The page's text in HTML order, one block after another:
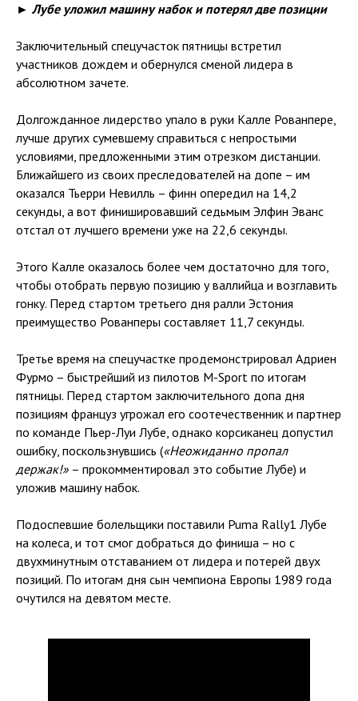
► Лубе уложил машину набок и потерял две позиции
Заключительный спецучасток пятницы встретил
участников дождем и обернулся сменой лидера в
абсолютном зачете.
Долгожданное лидерство упало в руки Калле Рованпере,
лучше других сумевшему справиться с непростыми
условиями, предложенными этим отрезком дистанции.
Ближайшего из своих преследователей на допе – им
оказался Тьерри Невилль – финн опередил на 14,2
секунды, а вот финишировавший седьмым Элфин Эванс
отстал от лучшего времени уже на 22,6 секунды.
Этого Калле оказалось более чем достаточно для того,
чтобы отобрать первую позицию у валлийца и возглавить
гонку. Перед стартом третьего дня ралли Эстония
преимущество Рованперы составляет 11,7 секунды.
Третье время на спецучастке продемонстрировал Адриен
Фурмо – быстрейший из пилотов M-Sport по итогам
пятницы. Перед стартом заключительного допа дня
позициям француз угрожал его соотечественник и партнер
по команде Пьер-Луи Лубе, однако корсиканец допустил
ошибку, поскользнувшись («Неожиданно пропал
держак!» – прокомментировал это событие Лубе) и
уложив машину набок.
Подоспевшие болельщики поставили Puma Rally1 Лубе
на колеса, и тот смог добраться до финиша – но с
двухминутным отставанием от лидера и потерей двух
позиций. По итогам дня сын чемпиона Европы 1989 года
очутился на девятом месте.